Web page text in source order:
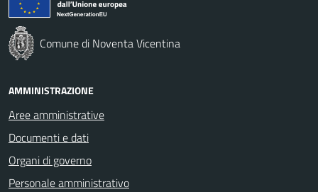
Comune di Noventa Vicentina
AMMINISTRAZIONE
Aree amministrative
Documenti e dati
Organi di governo
Personale amministrativo